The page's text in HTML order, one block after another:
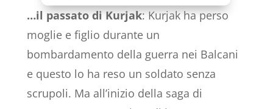
…il passato di Kurjak: Kurjak ha perso
moglie e figlio durante un
bombardamento della guerra nei Balcani
e questo lo ha reso un soldato senza
scrupoli. Ma all’inizio della saga di